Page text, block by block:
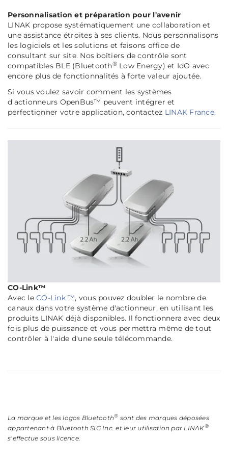
Personnalisation et préparation pour l'avenir
LINAK propose systématiquement une collaboration et
une assistance étroites à ses clients. Nous personnalisons
les logiciels et les solutions et faisons office de
consultant sur site. Nos boîtiers de contrôle sont
compatibles BLE (Bluetooth®Low Energy) et IdO avec
encore plus de fonctionnalités à forte valeur ajoutée.
Si vous voulez savoir comment les systèmes
d'actionneurs OpenBus™ peuvent intégrer et
perfectionner votre application, contactez LINAK France.
CO-Link™
Avec le CO-Link ™, vous pouvez doubler le nombre de
canaux dans votre système d'actionneur, en utilisant les
produits LINAK déjà disponibles. Il fonctionnera avec deux
fois plus de puissance et vous permettra même de tout
contrôler à l'aide d'une seule télécommande.
La marque et les logos Bluetooth® sont des marques déposées
appartenant à Bluetooth SIG Inc. et leur utilisation par LINAK®
s’effectue sous licence.